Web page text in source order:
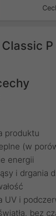
Classic
produktu
(w
energii
i drgania
UV i
bez